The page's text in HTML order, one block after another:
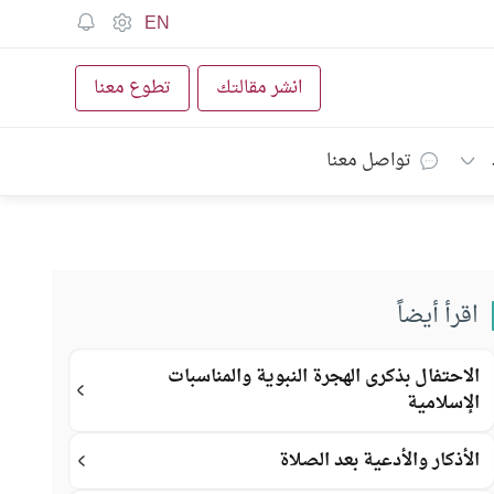
EN
انشر مقالتك تطوع معنا
تواصل معنا
اقرأ أيضاً
الاحتفال بذكرى الهجرة النبوية والمناسبات
الإسلامية
الأذكار والأدعية بعد الصلاة